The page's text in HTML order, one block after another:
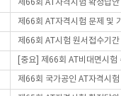
제66회 AT자격시험 확정답
제66회 AT자격시험 문제 및
제66회 AT시험 원서접수기
[중요] 제66회 AT비대면시험
제66회 국가공인 AT자격시